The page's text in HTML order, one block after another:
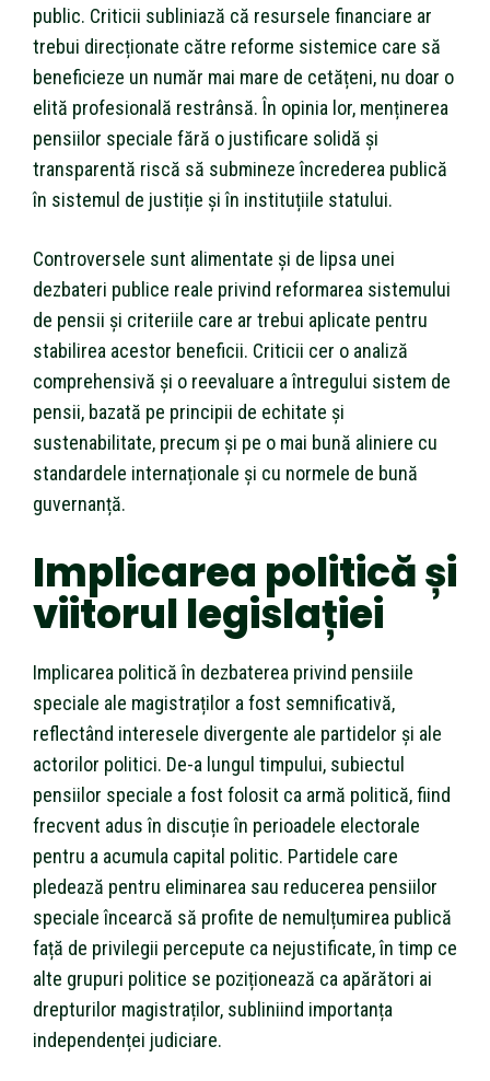
public. Criticii subliniază că resursele financiare ar
trebui direcționate către reforme sistemice care să
beneficieze un număr mai mare de cetățeni, nu doar o
elită profesională restrânsă. În opinia lor, menținerea
pensiilor speciale fără o justificare solidă și
transparentă riscă să submineze încrederea publică
în sistemul de justiție și în instituțiile statului.
Controversele sunt alimentate și de lipsa unei
dezbateri publice reale privind reformarea sistemului
de pensii și criteriile care ar trebui aplicate pentru
stabilirea acestor beneficii. Criticii cer o analiză
comprehensivă și o reevaluare a întregului sistem de
pensii, bazată pe principii de echitate și
sustenabilitate, precum și pe o mai bună aliniere cu
standardele internaționale și cu normele de bună
guvernanță.
Implicarea politică și
viitorul legislației
Implicarea politică în dezbaterea privind pensiile
speciale ale magistraților a fost semnificativă,
reflectând interesele divergente ale partidelor și ale
actorilor politici. De-a lungul timpului, subiectul
pensiilor speciale a fost folosit ca armă politică, fiind
frecvent adus în discuție în perioadele electorale
pentru a acumula capital politic. Partidele care
pledează pentru eliminarea sau reducerea pensiilor
speciale încearcă să profite de nemulțumirea publică
față de privilegii percepute ca nejustificate, în timp ce
alte grupuri politice se poziționează ca apărători ai
drepturilor magistraților, subliniind importanța
independenței judiciare.